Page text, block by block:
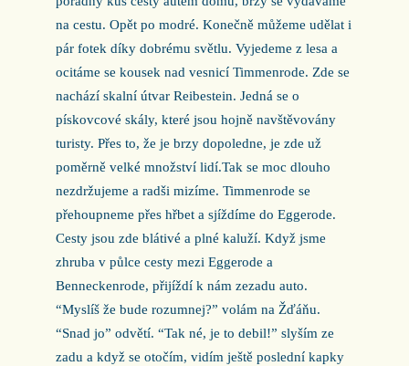
na cestu. Opět po modré. Konečně můžeme udělat i
pár fotek díky dobrému světlu. Vyjedeme z lesa a
ocitáme se kousek nad vesnicí Timmenrode. Zde se
nachází skalní útvar Reibestein. Jedná se o
pískovcové skály, které jsou hojně navštěvovány
turisty. Přes to, že je brzy dopoledne, je zde už
poměrně velké množství lidí.Tak se moc dlouho
nezdržujeme a radši mizíme. Timmenrode se
přehoupneme přes hřbet a sjíždíme do Eggerode.
Cesty jsou zde blátivé a plné kaluží. Když jsme
zhruba v půlce cesty mezi Eggerode a
Benneckenrode, přijíždí k nám zezadu auto.
“Myslíš že bude rozumnej?” volám na Žďáňu.
“Snad jo” odvětí. “Tak né, je to debil!” slyším ze
zadu a když se otočím, vidím ještě poslední kapky